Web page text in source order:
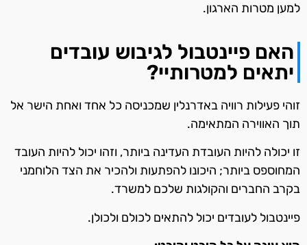
למען מטרות הארגון.
האם פיינטבול לגיבוש עובדים
יתאים למטרותיי?
זוהי פעילות רוויה באדרנלין שמכניסה כל אחד ואחת הישר אל
תוך האווירה המתאימה.
זו יכולה להיות העובדת העדינה ביותר, וזהו יכול להיות העובד
המחוספס ביותר; היכונו להפתעות ולהכיר את הצד הלוחמני
בקרב החברים והקולגות שלכם למשרד.
פיינטבול לעובדים יכול להתאים לכולם ולכולן.